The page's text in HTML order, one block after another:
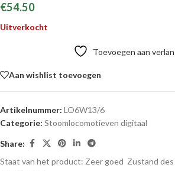
€54.50
Uitverkocht
Toevoegen aan
Aan wishlist toevoegen
Artikelnummer: LO6W13/6
Categorie: Stoomlocomotieven digitaal
Share:
Staat van het product: Zeer goed Zustand